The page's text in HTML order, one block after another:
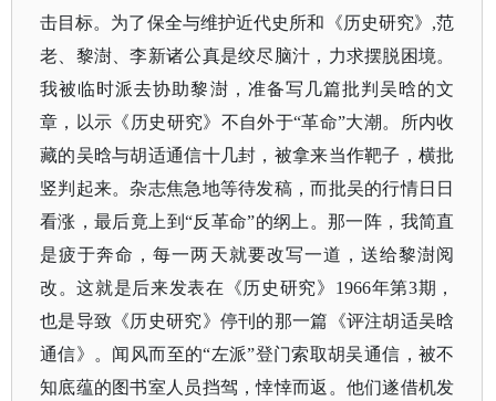
击目标。为了保全与维护近代史所和《历史研究》,范
老、黎澍、李新诸公真是绞尽脑汁，力求摆脱困境。
我被临时派去协助黎澍，准备写几篇批判吴晗的文
章，以示《历史研究》不自外于“革命”大潮。所内收
藏的吴晗与胡适通信十几封，被拿来当作靶子，横批
竖判起来。杂志焦急地等待发稿，而批吴的行情日日
看涨，最后竟上到“反革命”的纲上。那一阵，我简直
是疲于奔命，每一两天就要改写一道，送给黎澍阅
改。这就是后来发表在《历史研究》1966年第3期，
也是导致《历史研究》停刊的那一篇《评注胡适吴晗
通信》。闻风而至的“左派”登门索取胡吴通信，被不
知底蕴的图书室人员挡驾，悻悻而返。他们遂借机发